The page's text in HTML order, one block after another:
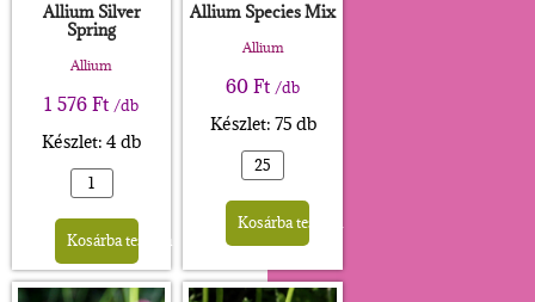
Allium Silver
Spring
Allium
1 576Ft /db
Készlet: 4 db
Kosárba teszem
Alternative:
Allium Species Mix
Allium
60Ft /db
Készlet: 75 db
Kosárba teszem